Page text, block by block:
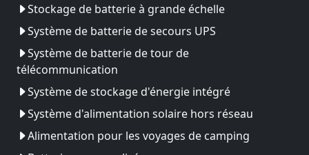
Stockage de batterie à grande échelle
Système de batterie de secours UPS
Système de batterie de tour de
télécommunication
Système de stockage d'énergie intégré
Système d'alimentation solaire hors réseau
Alimentation pour les voyages de camping